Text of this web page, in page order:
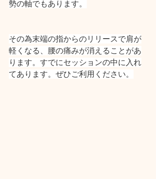
勢の軸でもあります。
その為末端の指からのリリースで肩が
軽くなる、腰の痛みが消えることがあ
ります。すでにセッションの中に入れ
てあります。ぜひご利用ください。